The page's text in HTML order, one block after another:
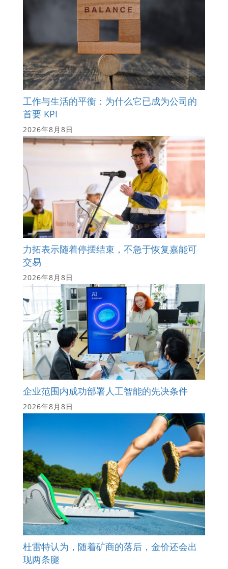
工作与生活的平衡：为什么它已成为公司的
首要 KPI
2026年8月8日
力拓表示随着停摆结束，不急于恢复嘉能可
交易
2026年8月8日
企业范围内成功部署人工智能的先决条件
2026年8月8日
杜雷特认为，随着矿商的落后，金价还会出
现两条腿